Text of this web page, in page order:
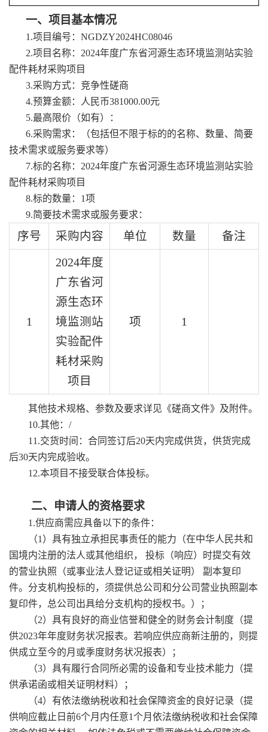
一、项目基本情况
1.项目编号： NGDZY2024HC08046
2.项目名称： 2024年度广东省河源生态环境监测站实验
配件耗材采购项目
3.采购方式：竞争性磋商
4.预算金额： 人民币381000.00元
5.最高限价（如有）：
6.采购需求：（包括但不限于标的的名称、数量、简要
技术需求或服务要求等）
7.标的名称： 2024年度广东省河源生态环境监测站实验
配件耗材采购项目
8.标的数量： 1项
9.简要技术需求或服务要求：
序号 采购内容 单位 数量 备注
1
2024年度
广东省河
源生态环
境监测站
实验配件
耗材采购
项目
项 1
其他技术规格、参数及要求详见《磋商文件》及附件。
10.其他： /
11.交货时间 ：合同签订后20天内完成供货，供货完成
后30天内完成验收。
12.本项目不接受联合体投标。
二、申请人的资格要求
1.供应商需应具备以下的条件：
（1）具有独立承担民事责任的能力（在中华人民共和
国境内注册的法人或其他组织， 投标（响应）时提交有效
的营业执照（或事业法人登记证或相关证明） 副本复印
件。分支机构投标的，须提供总公司和分公司营业执照副本
复印件，总公司出具给分支机构的授权书。）；
（2）具有良好的商业信誉和健全的财务会计制度（提
供2023年年度财务状况报表。若响应供应商新注册的，则提
供成立至今的月或季度财务状况报表）；
（3）具有履行合同所必需的设备和专业技术能力 （提
供承诺函或相关证明材料）
；
（4）有依法缴纳税收和社会保障资金的良好记录（提
供响应截止日前6个月内任意1个月依法缴纳税收和社会保障